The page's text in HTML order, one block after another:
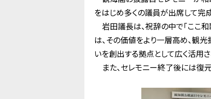
をはじめ多くの議員が出席して完
岩田議長は、祝辞の中で「ここ
は、その価値をより一層高め、観
いを創出する拠点として広く活用
また、セレモニー終了後には復